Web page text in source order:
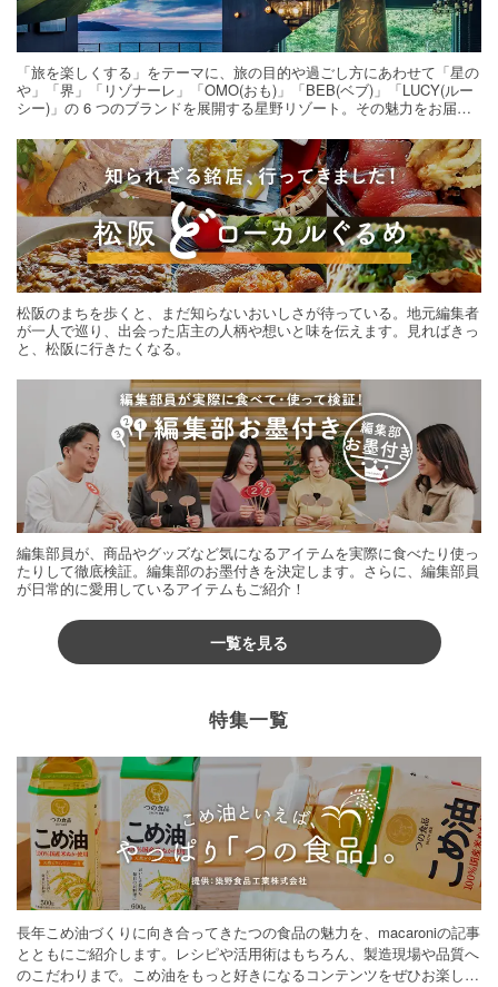
「旅を楽しくする」をテーマに、旅の目的や過ごし方にあわせて「星の
や」「界」「リゾナーレ」「OMO(おも)」「BEB(ベブ)」「LUCY(ルー
シー)」の 6 つのブランドを展開する星野リゾート。その魅力をお届け
松阪のまちを歩くと、まだ知らないおいしさが待っている。地元編集者
が一人で巡り、出会った店主の人柄や想いと味を伝えます。見ればきっ
と、松阪に行きたくなる。
編集部員が、商品やグッズなど気になるアイテムを実際に食べたり使っ
たりして徹底検証。編集部のお墨付きを決定します。さらに、編集部員
が日常的に愛用しているアイテムもご紹介！
一覧を見る
特集一覧
長年こめ油づくりに向き合ってきたつの食品の魅力を、macaroniの記事
とともにご紹介します。レシピや活用術はもちろん、製造現場や品質へ
のこだわりまで。こめ油をもっと好きになるコンテンツをぜひお楽しみ